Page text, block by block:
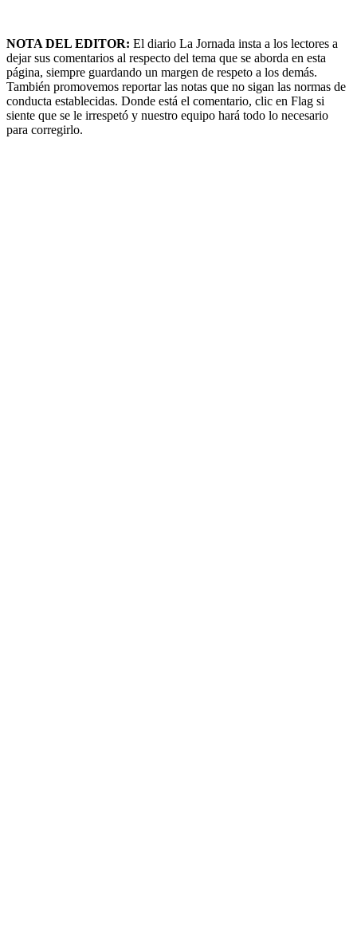
NOTA DEL EDITOR: El diario La Jornada insta a los lectores a
dejar sus comentarios al respecto del tema que se aborda en esta
página, siempre guardando un margen de respeto a los demás.
También promovemos reportar las notas que no sigan las normas de
conducta establecidas. Donde está el comentario, clic en Flag si
siente que se le irrespetó y nuestro equipo hará todo lo necesario
para corregirlo.